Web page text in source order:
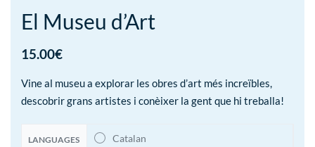
El Museu d’Art
15.00€
Vine al museu a explorar les obres d’art més increïbles,
descobrir grans artistes i conèixer la gent que hi treballa!
LANGUAGES
Catalan